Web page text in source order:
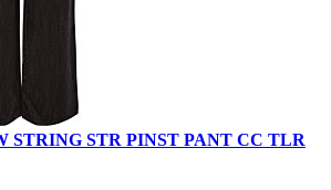
STRING STR PINST PANT CC TLR